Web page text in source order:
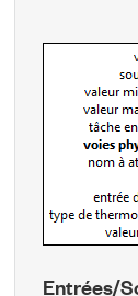
Entrées/